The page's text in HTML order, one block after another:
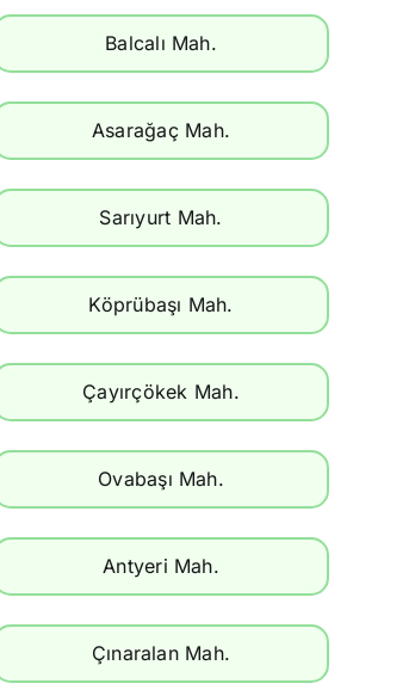
Balcalı Mah.
Asarağaç Mah.
Sarıyurt Mah.
Köprübaşı Mah.
Çayırçökek Mah.
Ovabaşı Mah.
Antyeri Mah.
Çınaralan Mah.